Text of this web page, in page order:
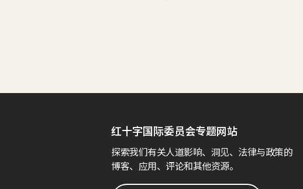
红十字国际委员会专题网站
探索我们有关人道影响、洞见、法律与政策的
博客、应用、评论和其他资源。